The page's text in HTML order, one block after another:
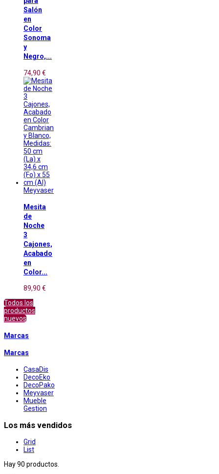
Salón
en
Color
Sonoma
y
Negro,...
74,90 €
Meyvaser
Mesita
de
Noche
3
Cajones,
Acabado
en
Color...
89,90 €
Todos los
productos
nuevos
Marcas
Marcas
CasaDis
DecoEko
DecoPako
Meyvaser
Mueble
Gestion
Los más vendidos
Grid
List
Hay 90 productos.